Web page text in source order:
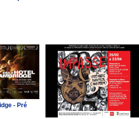
- Pré